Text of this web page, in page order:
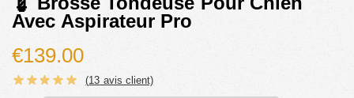
Avec Aspirateur Pro
€139.00
(13 avis client)